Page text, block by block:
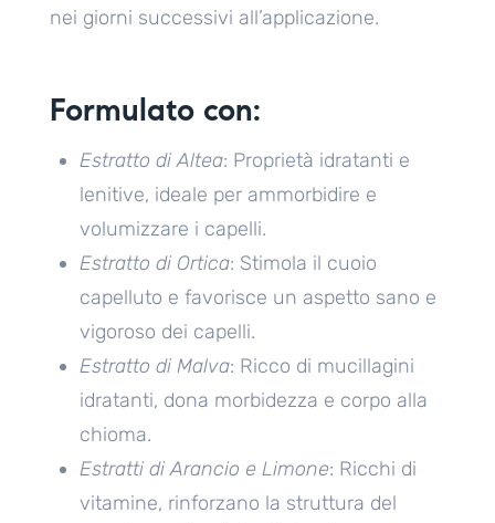
nei giorni successivi all’applicazione.
Formulato con:
Estratto di Altea: Proprietà idratanti e
lenitive, ideale per ammorbidire e
volumizzare i capelli.
Estratto di Ortica: Stimola il cuoio
capelluto e favorisce un aspetto sano e
vigoroso dei capelli.
Estratto di Malva: Ricco di mucillagini
idratanti, dona morbidezza e corpo alla
chioma.
Estratti di Arancio e Limone: Ricchi di
vitamine, rinforzano la struttura del